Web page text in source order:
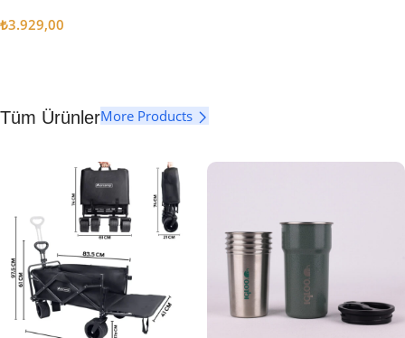
₺3.929,00
Tüm ÜrünlerMore Products